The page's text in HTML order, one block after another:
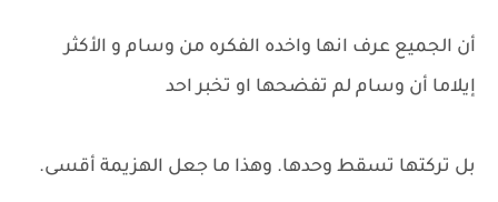
أن الجميع عرف انها واخده الفكره من وسام و الأكثر
إيلاما أن وسام لم تفضحها او تخبر احد
بل تركتها تسقط وحدها. وهذا ما جعل الهزيمة أقسى.